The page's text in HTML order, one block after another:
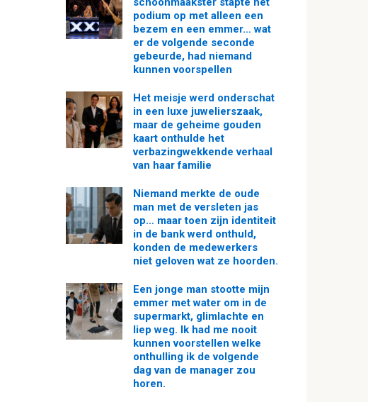
podium op met alleen een
bezem en een emmer… wat
er de volgende seconde
gebeurde, had niemand
kunnen voorspellen
Het meisje werd onderschat
in een luxe juwelierszaak,
maar de geheime gouden
kaart onthulde het
verbazingwekkende verhaal
van haar familie
Niemand merkte de oude
man met de versleten jas
op… maar toen zijn identiteit
in de bank werd onthuld,
konden de medewerkers
niet geloven wat ze hoorden.
Een jonge man stootte mijn
emmer met water om in de
supermarkt, glimlachte en
liep weg. Ik had me nooit
kunnen voorstellen welke
onthulling ik de volgende
dag van de manager zou
horen.